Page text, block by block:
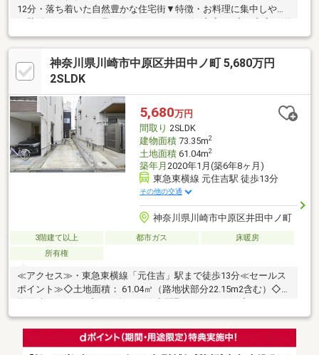
12分・落ち着いた自然豊かな住宅街▼特徴・お料理に集中しやす
い壁付けキッチン・足を伸ばしてくつろげる和室が2室・和室・洋
室に収納を設置・西側洋室はトップライト付、光を取り入れやす
い設計・各階にトイレ有(1階はタンクレストイレ)・駐車スペース
1台分有(車種による)▼設備・浴室乾燥機▼周辺環境・ユーコープ
井田三舞店 徒歩3分(約200m)・ローソン井田三舞町店 徒歩2分(約
物件の詳細・ご相談はお気軽にお問い合わせください。
神奈川県川崎市中原区井田中ノ町 5,680万円
2SLDK
5,680万円
間取り 2SLDK
建物面積73.35m2
土地面積61.04m2
築年月 2020年1月(築6年8ヶ月)
東急東横線 元住吉駅 徒歩13分
その他の交通
神奈川県川崎市中原区井田中ノ町
3階建て以上 都市ガス
床暖房
所有権
≪アクセス≫・東急東横線「元住吉」駅まで徒歩13分≪セールス
ポイント≫◇土地面積： 61.04㎡（路地状部分22.15m2含む）◇建
ース1台分有（車種による）◇ルーフバルコニーあり◇リビング
部分に温水式床暖房あり